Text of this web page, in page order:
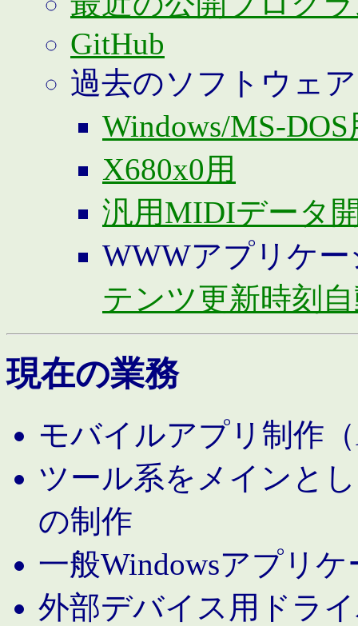
GitHub
過去のソフトウェア
Windows/MS-DOS
X680x0用
汎用MIDIデータ
WWWアプリケ
テンツ更新時刻
現在の業務
モバイルアプリ制作
ツール系をメインと
の制作
一般Windowsアプリ
外部デバイス用ドラ